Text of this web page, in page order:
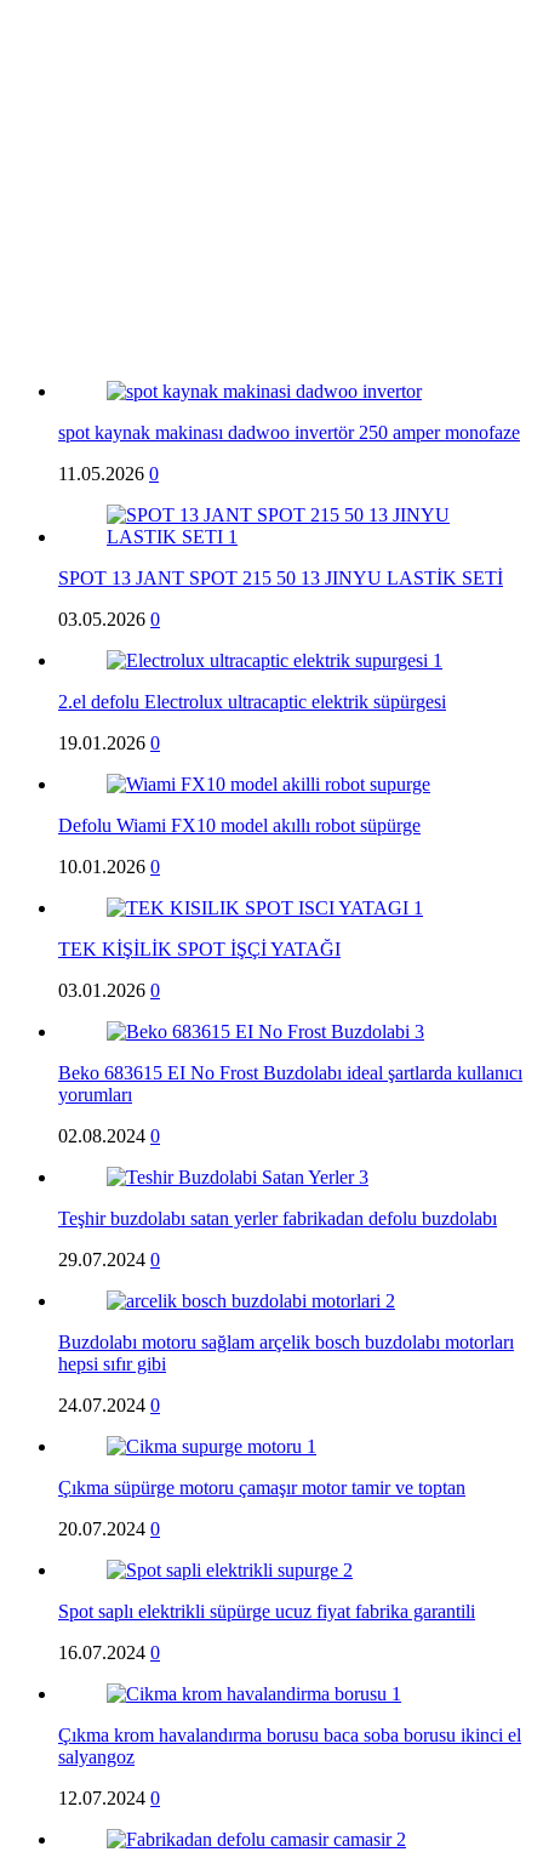
spot kaynak makinası dadwoo invertör 250 amper monofaze
11.05.2026 0
SPOT 13 JANT SPOT 215 50 13 JINYU LASTİK SETİ
03.05.2026 0
2.el defolu Electrolux ultracaptic elektrik süpürgesi
19.01.2026 0
Defolu Wiami FX10 model akıllı robot süpürge
10.01.2026 0
TEK KİŞİLİK SPOT İŞÇİ YATAĞI
03.01.2026 0
Beko 683615 EI No Frost Buzdolabı ideal şartlarda kullanıcı
yorumları
02.08.2024 0
Teşhir buzdolabı satan yerler fabrikadan defolu buzdolabı
29.07.2024 0
Buzdolabı motoru sağlam arçelik bosch buzdolabı motorları
hepsi sıfır gibi
24.07.2024 0
Çıkma süpürge motoru çamaşır motor tamir ve toptan
20.07.2024 0
Spot saplı elektrikli süpürge ucuz fiyat fabrika garantili
16.07.2024 0
Çıkma krom havalandırma borusu baca soba borusu ikinci el
salyangoz
12.07.2024 0